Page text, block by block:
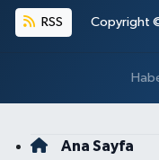
RSS Copyright ©
Ana Sayfa